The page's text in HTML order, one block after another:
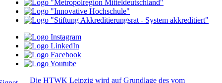
Die HTWK Leipzig wird auf Grundlage des vom